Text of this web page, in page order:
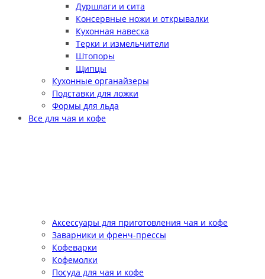
Дуршлаги и сита
Консервные ножи и открывалки
Кухонная навеска
Терки и измельчители
Штопоры
Щипцы
Кухонные органайзеры
Подставки для ложки
Формы для льда
Все для чая и кофе
Аксессуары для приготовления чая и кофе
Заварники и френч-прессы
Кофеварки
Кофемолки
Посуда для чая и кофе